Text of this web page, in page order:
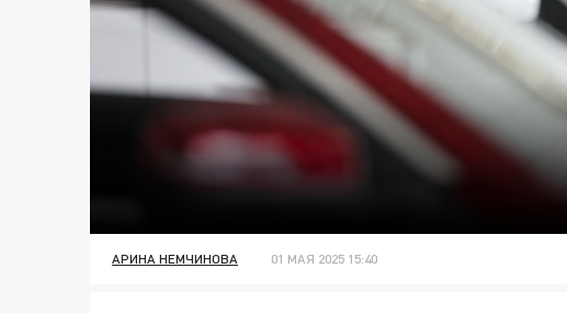
АРИНА НЕМЧИНОВА 01 МАЯ 2025 15:40